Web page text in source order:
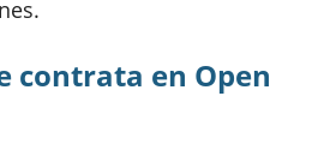
contrata en Open